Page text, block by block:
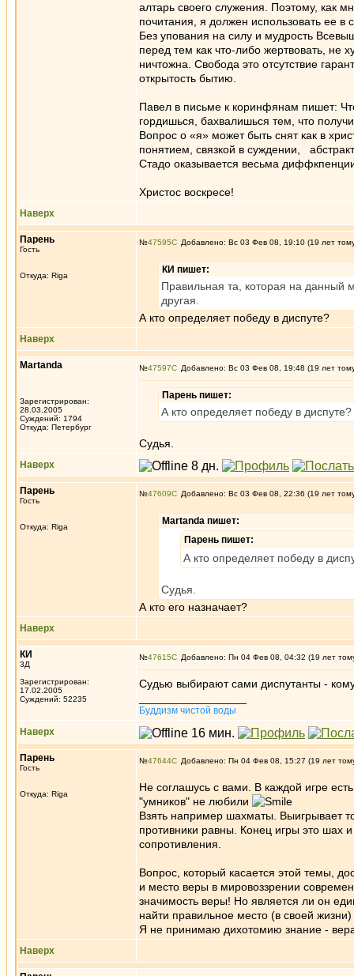
алтарь своего служения. Поэтому, как
почитания, я должен использовать ее в
Без упования на силу и мудрость
перед тем как что-либо жертвовать, не
ничтожна. Свобода это отсутствие
открытость бытию.
Павел в письме к коринфянам пишет:
гордишься, бахвалишься тем, что
Вопрос о «я» может быть снят как в
понятием, связкой в суждении,
Стадо оказывается весьма
Христос воскресе!
Наверх
Парень
Гость
Откуда: Riga
№47595 Добавлено: Вс 03 Фев 08, 19:10 (19 лет
КИ пишет:
Правильная та, которая на данный
другая.
А кто определяет победу в диспуте?
Наверх
Martanda
Зарегистрирован:
28.03.2005
Суждений: 1794
Откуда: Петербург
№47597 Добавлено: Вс 03 Фев 08, 19:48 (19 лет
Парень пишет:
А кто определяет победу в диспуте?
Судья.
Наверх
Парень
Гость
Откуда: Riga
№47609 Добавлено: Вс 03 Фев 08, 22:36 (19 лет
Martanda пишет:
Парень пишет:
А кто определяет победу в
Судья.
А кто его назначает?
Наверх
КИ
3Д
Зарегистрирован:
17.02.2005
Суждений: 52235
№47615 Добавлено: Пн 04 Фев 08, 04:32 (19 лет
Судью выбирают сами диспутанты -
Буддизм чистой воды
Наверх
Парень
Гость
Откуда: Riga
№47644 Добавлено: Пн 04 Фев 08, 15:27 (19 лет
Не соглашусь с вами. В каждой игре
"умников" не любили
Взять например шахматы. Выигрывает
противники равны. Конец игры это шах
сопротивления.
Вопрос, который касается этой темы,
и место веры в мировоззрении
значимость веры! Но является ли он
найти правильное место (в своей
Я не принимаю дихотомию знание -
Наверх